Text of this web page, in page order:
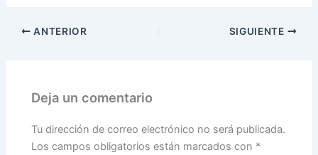
ANTERIOR SIGUIENTE
Deja un comentario
Tu dirección de correo electrónico no será publicada.
Los campos obligatorios están marcados con *